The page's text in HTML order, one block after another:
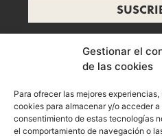
Gestionar el
de las cookies
Para ofrecer las mejores
cookies para almacenar y/o acceder
consentimiento de estas tecnologías
el comportamiento de navegación o